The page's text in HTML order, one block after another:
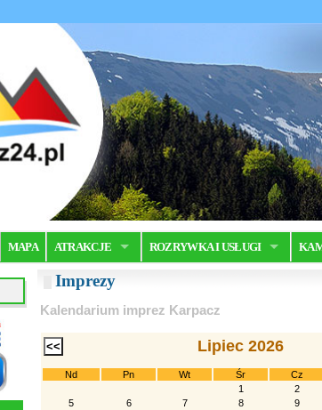
MAPA ATRAKCJE ROZRYWKA I USŁUGI
Imprezy
Kalendarium imprez Karpacz
Lipiec 2026
Nd Pn Wt Śr Cz
1
2
5
6 7 8 9